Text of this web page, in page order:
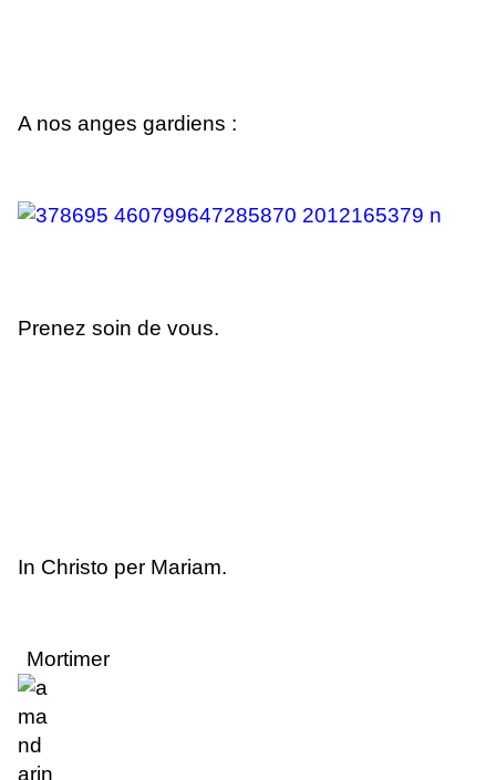
A nos anges gardiens :
Prenez soin de vous.
In Christo per Mariam.
Mortimer